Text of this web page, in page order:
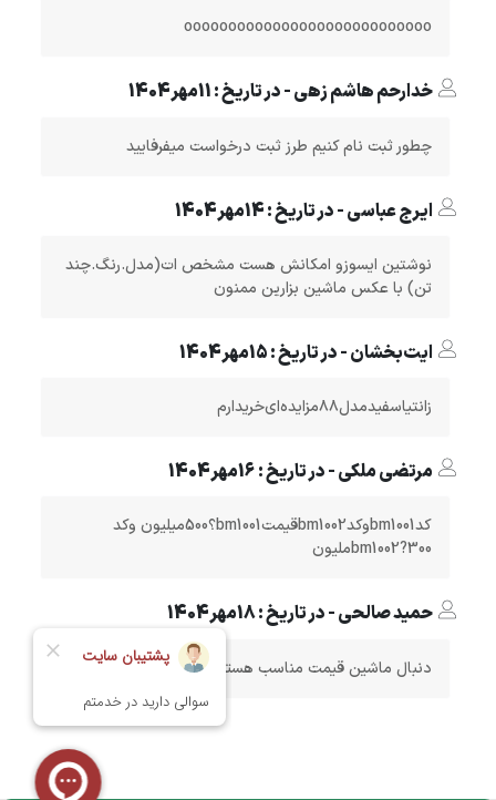
oooooooooooooooooooooooooooo
خدارحم هاشم زهی - در تاریخ : 11مهر1404
چطور ثبت نام کنیم طرز ثبت درخواست میفرفایید
ایرج عباسی - در تاریخ : 14مهر1404
نوشتین ایسوزو امکانش هست مشخص ات(مدل.رنگ.چند
تن) با عکس ماشین بزارین ممنون
ایت‌بخشان - در تاریخ : 15مهر1404
زانتیا‌سفید‌مدل۸۸‌مزایده‌ای‌‌خریدارم
مرتضی ملکی - در تاریخ : 16مهر1404
کدbm1001وکدbm1002قیمتbm1001؟500میلیون وکد
bm1002?300ملیون
حمید صالحی - در تاریخ : 18مهر1404
دنبال ماشین قیمت مناسب هستم